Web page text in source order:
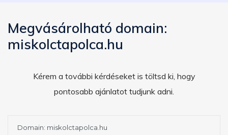
Megvásárolható domain:
miskolctapolca.hu
Kérem a további kérdéseket is töltsd ki, hogy
pontosabb ajánlatot tudjunk adni.